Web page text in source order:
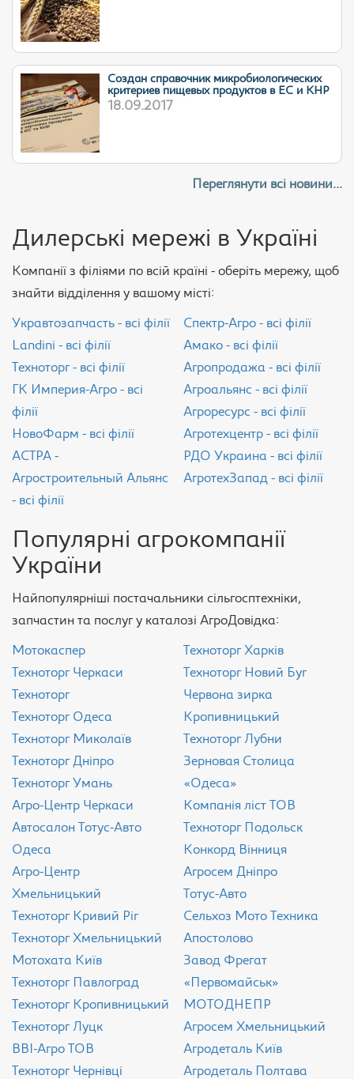
Cоздан справочник микробиологических
критериев пищевых продуктов в ЕС и КНР
18.09.2017
Переглянути всі новини...
Дилерські мережі в Україні
Компанії з філіями по всій країні - оберіть мережу, щоб
знайти відділення у вашому місті:
Укравтозапчасть - всі філії
Landini - всі філії
Техноторг - всі філії
ГК Империя-Агро - всі
філії
НовоФарм - всі філії
АСТРА -
Агростроительный Альянс
- всі філії
Спектр-Агро - всі філії
Амако - всі філії
Агропродажа - всі філії
Агроальянс - всі філії
Агроресурс - всі філії
Агротехцентр - всі філії
РДО Украина - всі філії
АгротехЗапад - всі філії
Популярні агрокомпанії
України
Найпопулярніші постачальники сільгосптехніки,
запчастин та послуг у каталозі АгроДовідка:
Мотокаспер
Техноторг Черкаси
Техноторг
Техноторг Одеса
Техноторг Миколаїв
Техноторг Дніпро
Техноторг Умань
Агро-Центр Черкаси
Aвтосалон Тотус-Авто
Одеса
Агро-Центр
Хмельницький
Техноторг Кривий Ріг
Техноторг Хмельницький
Мотохата Київ
Техноторг Павлоград
Техноторг Кропивницький
Техноторг Луцк
ВВІ-Агро ТОВ
Техноторг Чернівці
Техноторг Харків
Техноторг Новий Буг
Червона зирка
Кропивницький
Техноторг Лубни
Зерновая Столица
«Одеса»
Компанія ліст ТОВ
Техноторг Подольск
Конкорд Вінниця
Агросем Дніпро
Тотус-Авто
Сельхоз Мото Техника
Апостолово
Завод Фрегат
«Первомайськ»
МОТОДНЕПР
Агросем Хмельницький
Агродеталь Київ
Агродеталь Полтава